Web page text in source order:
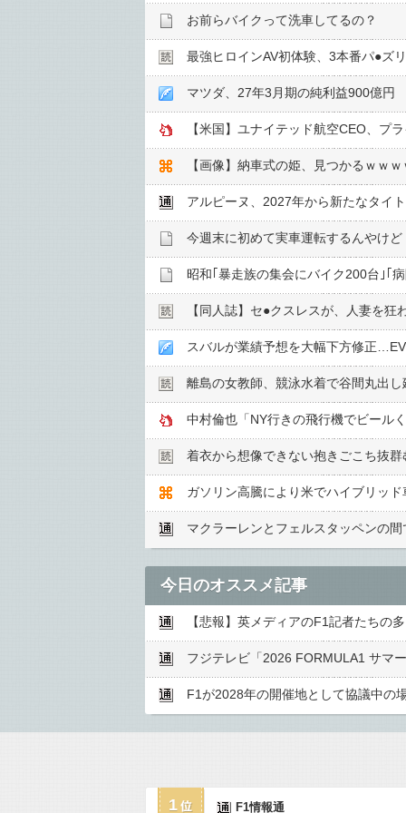
お前らバイクって洗車してるの？
最強ヒロインAV初体験、3本番パ●︎ズ
マツダ、27年3月期の純利益900億円
【米国】ユナイテッド航空CEO、プ
【画像】納車式の姫、見つかるｗｗ
アルピーヌ、2027年から新たなタイ
今週末に初めて実車運転するんやけど
昭和｢暴走族の集会にバイク200台｣｢
【同人誌】セ●︎クスレスが、人妻を狂
スバルが業績予想を大幅下方修正
離島の女教師、競泳水着で谷間丸出
中村倫也「NY行きの飛行機でビール
着衣から想像できない抱きごこち抜
ガソリン高騰により米でハイブリッ
マクラーレンとフェルスタッペンの
今日のオススメ記事
【悲報】英メディアのF1記者たちの
フジテレビ「2026 FORMULA1 サマ
F1が2028年の開催地として協議中の
1 F1情報通